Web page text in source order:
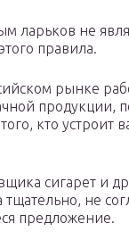
ларьков не
правила.
рынке
продукции,
кто устроит
сигарет и
тщательно, не
предложение.